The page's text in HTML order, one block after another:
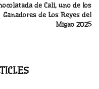
de Cali, uno de los
Ganadores de Los Reyes del
Migao 2025